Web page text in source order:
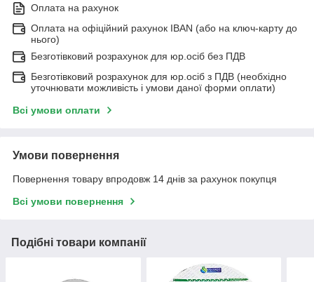
Оплата на рахунок
Оплата на офіційний рахунок IBAN (або на ключ-карту до
нього)
Безготівковий розрахунок для юр.осіб без ПДВ
Безготівковий розрахунок для юр.осіб з ПДВ (необхідно
уточнювати можливість і умови даної форми оплати)
Всі умови оплати
Умови повернення
Повернення товару впродовж 14 днів за рахунок покупця
Всі умови повернення
Подібні товари компанії